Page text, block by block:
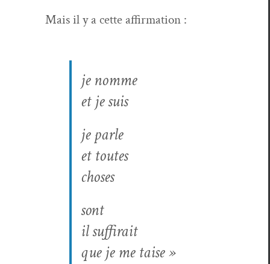
Mais il y a cette affirmation :
je nomme
et je suis
je par­le
et toutes
choses
sont
il suffirait
que je me taise »